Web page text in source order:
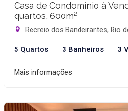
Casa de Condomínio à
quartos, 600m²
Recreio dos Bandeirantes, Rio
5 Quartos 3 Banheiros 3
Mais informações